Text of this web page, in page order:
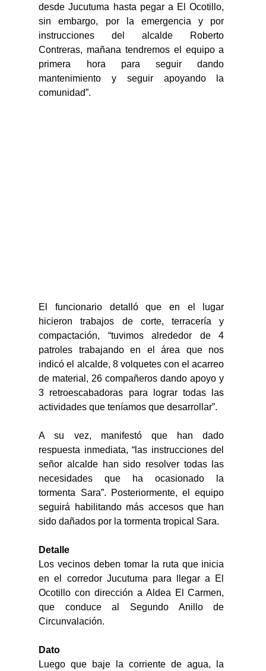
desde Jucutuma hasta pegar a El Ocotillo,
sin embargo, por la emergencia y por
instrucciones del alcalde Roberto
Contreras, mañana tendremos el equipo a
primera hora para seguir dando
mantenimiento y seguir apoyando la
comunidad”.
El funcionario detalló que en el lugar
hicieron trabajos de corte, terracería y
compactación, “tuvimos alrededor de 4
patroles trabajando en el área que nos
indicó el alcalde, 8 volquetes con el acarreo
de material, 26 compañeros dando apoyo y
3 retroescabadoras para lograr todas las
actividades que teníamos que desarrollar”.
A su vez, manifestó que han dado
respuesta inmediata, “las instrucciones del
señor alcalde han sido resolver todas las
necesidades que ha ocasionado la
tormenta Sara”. Posteriormente, el equipo
seguirá habilitando más accesos que han
sido dañados por la tormenta tropical Sara.
Detalle
Los vecinos deben tomar la ruta que inicia
en el corredor Jucutuma para llegar a El
Ocotillo con dirección a Aldea El Carmen,
que conduce al Segundo Anillo de
Circunvalación.
Dato
Luego que baje la corriente de agua, la